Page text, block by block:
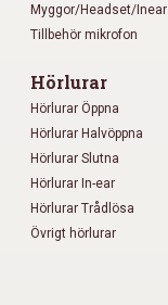
Myggor/Headset/Inear
Tillbehör mikrofon
Hörlurar
Hörlurar Öppna
Hörlurar Halvöppna
Hörlurar Slutna
Hörlurar In-ear
Hörlurar Trådlösa
Övrigt hörlurar